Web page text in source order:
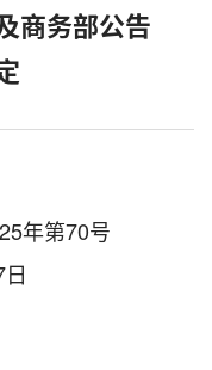
商务部公告
年第70号